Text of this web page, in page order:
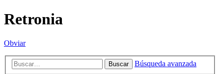
Retronia
Obviar
Buscar Búsqueda avanzada